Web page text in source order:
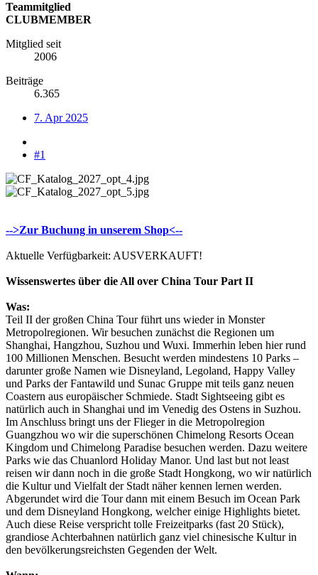
Teammitglied
CLUBMEMBER
Mitglied seit
2006
Beiträge
6.365
7. Apr 2025
#1
-->Zur Buchung in unserem Shop<--
Aktuelle Verfügbarkeit: AUSVERKAUFT!
Wissenswertes über die All over China Tour Part II
Was:
Teil II der großen China Tour führt uns wieder in Monster
Metropolregionen. Wir besuchen zunächst die Regionen um
Shanghai, Hangzhou, Suzhou und Wuxi. Immerhin leben hier rund
100 Millionen Menschen. Besucht werden mindestens 10 Parks –
darunter große Namen wie Disneyland, Legoland, Happy Valley
und Parks der Fantawild und Sunac Gruppe mit teils ganz neuen
Coastern aus europäischer Schmiede. Stadt Sightseeing gibt es
natürlich auch in Shanghai und im Venedig des Ostens in Suzhou.
Im Anschluss bringt uns der Flieger in die Metropolregion
Guangzhou wo wir die superschönen Chimelong Resorts Ocean
Kingdom und Chimelong Paradise besuchen werden. Dazu weitere
Parks wie das Chuanlord Holiday Manor. Und last but not least
reisen wir dann noch in die große Stadt Hongkong, wo wir natürlich
die Kultur und Vielfalt der Stadt näher kennen lernen werden.
Abgerundet wird die Tour dann mit einem Besuch im Ocean Park
und dem Disneyland Hongkong, welcher einige Highlights bietet.
Auch diese Reise verspricht tolle Freizeitparks (fast 20 Stück),
grandiose Achterbahnen natürlich ganz viel chinesische Kultur in
den bevölkerungsreichsten Gegenden der Welt.